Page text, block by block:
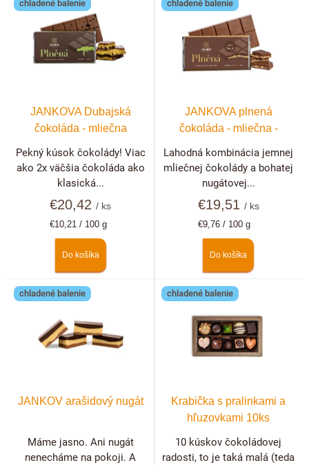
chladené balenie
JANKOVA Dubajská
čokoláda - mliečna
€20,42/ ks
Jednotková
€10,21 / 100 g
Do košíka
Pekný kúsok čokolády! Viac
ako 2x väčšia čokoláda ako
klasická...
chladené balenie
JANKOVA plnená
čokoláda - mliečna -
€19,51 / ks
Jednotková
€9,76 / 100 g
Do košíka
Lahodná kombinácia jemnej
mliečnej čokolády a bohatej
nugátovej...
chladené balenie
JANKOV arašidový nugát
Máme jasno. Ani nugát
nenecháme na pokoji. A
chladené balenie
Krabička s pralinkami a
hľuzovkami 10ks
10 kúskov čokoládovej
radosti, to je taká malá (teda